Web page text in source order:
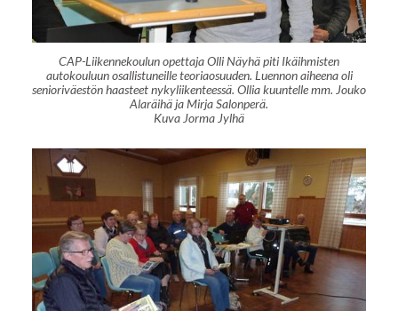
CAP-Liikennekoulun opettaja Olli Näyhä piti Ikäihmisten
autokouluun osallistuneille teoriaosuuden. Luennon aiheena oli
senioriväestön haasteet nykyliikenteessä. Ollia kuuntelle mm. Jouko
Alaräihä ja Mirja Salonperä.
Kuva Jorma Jylhä